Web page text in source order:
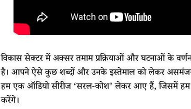
​​विकास​ ​सेक्टर​ ​में अक्सर तमाम प्रक्रियाओं और घटनाओं के
है। आपने ऐसे कुछ शब्दों और उनके इस्तेमाल को लेकर असमंजस
हम एक ऑडियो​ ​सीरीज​ ‘​सरल​-​कोश’ लेकर आए हैं, जिसमें हम
करेंगे।